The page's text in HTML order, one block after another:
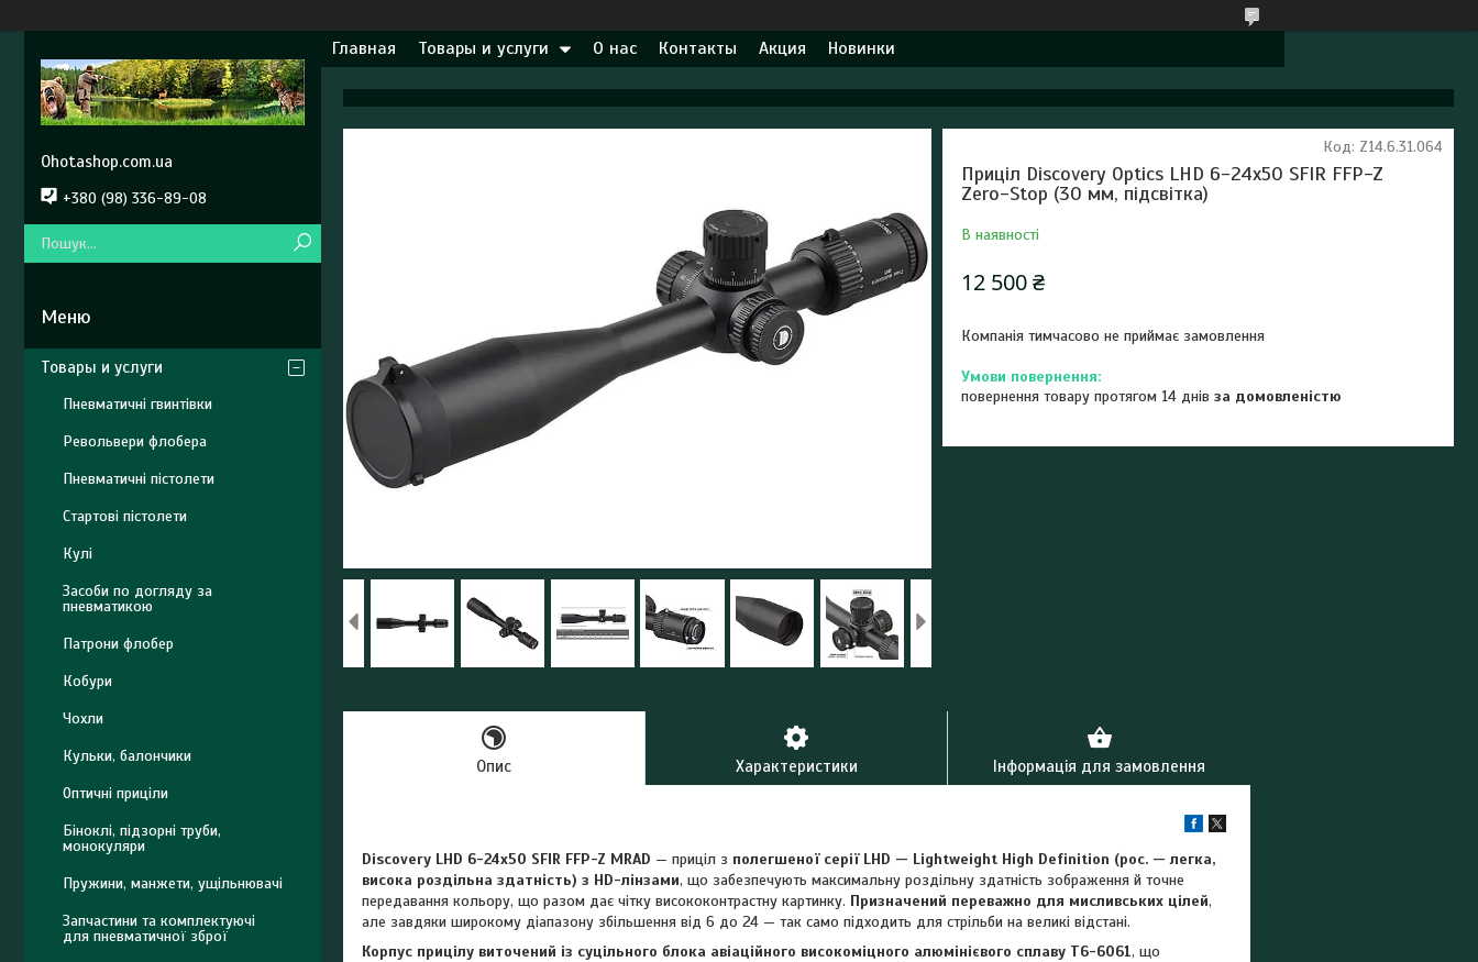
Главная Товары и услуги О нас Контакты Акция Новинки
Приціл Discovery Optics LHD 6-24x50 SFIR FFP-Z
Zero-Stop (30 мм, підсвітка)
В наявності
Код: Z14.6.31.064
12 500 ₴
Компанія тимчасово не приймає замовлення
повернення товару протягом 14 днівза домовленістю
Опис Характеристики Інформація для замовлення
Discovery LHD 6-24x50 SFIR FFP-Z MRAD — приціл з полегшеної серії LHD — Lightweight High Definition (рос. — легка,
висока роздільна здатність) з HD-лінзами, що забезпечують максимальну роздільну здатність зображення й точне
передавання кольору, що разом дає чітку висококонтрастну картинку. Призначений переважно для мисливських цілей,
але завдяки широкому діапазону збільшення від 6 до 24 — так само підходить для стрільби на великі відстані.
Корпус прицілу виточений із суцільного блока авіаційного високоміцного алюмінієвого сплаву Т6-6061, що
Ohotashop.com.ua
+380 (98) 336-89-08
Товары и услуги
Пневматичні гвинтівки
Револьвери флобера
Пневматичні пістолети
Стартові пістолети
Кулі
Засоби по догляду за
пневматикою
Патрони флобер
Кобури
Чохли
Кульки, балончики
Оптичні приціли
Біноклі, підзорні труби,
монокуляри
Пружини, манжети, ущільнювачі
Запчастини та комплектуючі
для пневматичної зброї